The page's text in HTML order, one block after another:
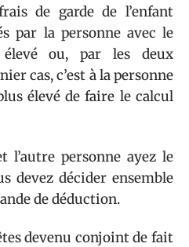
de garde de l’enfant
par la personne avec le
ou, par les deux
cas, c’est à la personne
élevé de faire le calcul
l’autre personne ayez le
devez décider ensemble
de déduction.
devenu conjoint de fait